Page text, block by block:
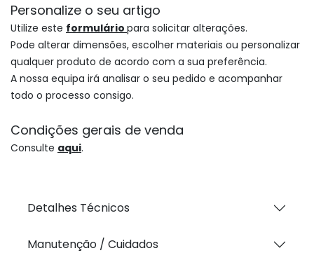
Personalize o seu artigo
Utilize este formulário para solicitar alterações.
Pode alterar dimensões, escolher materiais ou personalizar
qualquer produto de acordo com a sua preferência.
A nossa equipa irá analisar o seu pedido e acompanhar
todo o processo consigo.
Condições gerais de venda
Consulte aqui.
Detalhes Técnicos
Manutenção / Cuidados